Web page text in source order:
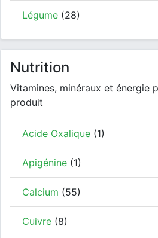
Légume (28)
Nutrition
Vitamines, minéraux et énergie
produit
Acide Oxalique (1)
Apigénine (1)
Calcium (55)
Cuivre (8)